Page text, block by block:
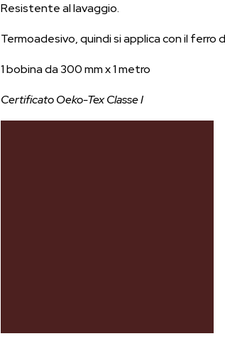
Resistente al lavaggio.
Termoadesivo, quindi si applica con il
1 bobina da 300 mm x 1 metro
Certificato Oeko-Tex Classe I